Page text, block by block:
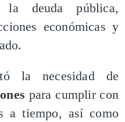
deuda pública,
económicas y
la necesidad de
para cumplir con
a tiempo, así como